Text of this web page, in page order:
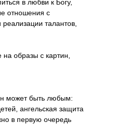
в любви к Богу,
отношения с
талантов,
образы с картин,
может быть любым:
ангельская защита
в первую очередь